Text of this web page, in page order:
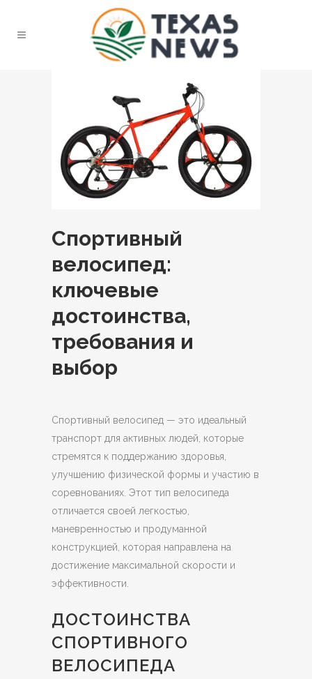
Спортивный
велосипед:
ключевые
достоинства,
требования и
выбор
Спортивный велосипед — это идеальный
транспорт для активных людей, которые
стремятся к поддержанию здоровья,
улучшению физической формы и участию в
соревнованиях. Этот тип велосипеда
отличается своей легкостью,
маневренностью и продуманной
конструкцией, которая направлена на
достижение максимальной скорости и
эффективности.
ДОСТОИНСТВА
СПОРТИВНОГО
ВЕЛОСИПЕДА